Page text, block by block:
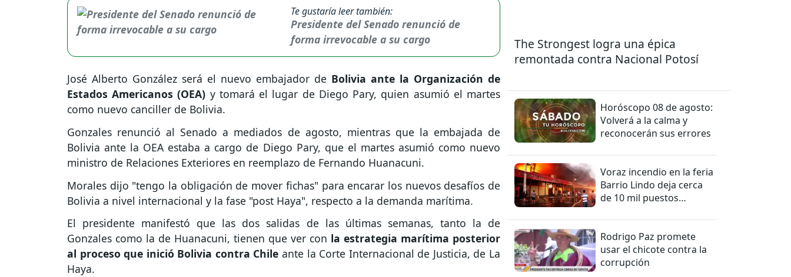
Te gustaría leer también:
Presidente del Senado renunció de
forma irrevocable a su cargo
José Alberto González será el nuevo embajador de Bolivia ante la Organización de
Estados Americanos (OEA) y tomará el lugar de Diego Pary, quien asumió el martes
como nuevo canciller de Bolivia.
Gonzales renunció al Senado a mediados de agosto, mientras que la embajada de
Bolivia ante la OEA estaba a cargo de Diego Pary, que el martes asumió como nuevo
ministro de Relaciones Exteriores en reemplazo de Fernando Huanacuni.
Morales dijo "tengo la obligación de mover fichas" para encarar los nuevos desafíos de
Bolivia a nivel internacional y la fase "post Haya", respecto a la demanda marítima.
El presidente manifestó que las dos salidas de las últimas semanas, tanto la de
Gonzales como la de Huanacuni, tienen que ver con la estrategia marítima posterior
al proceso que inició Bolivia contra Chile ante la Corte Internacional de Justicia, de La
Haya.
The Strongest logra una épica
remontada contra Nacional Potosí
Horóscopo 08 de agosto:
Volverá a la calma y
reconocerán sus errores
Voraz incendio en la feria
Barrio Lindo deja cerca
de 10 mil puestos
Rodrigo Paz promete
usar el chicote contra la
corrupción